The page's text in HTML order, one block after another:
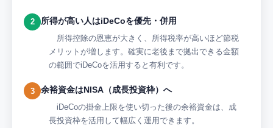
2
所得が高い人はiDeCoを優先・併用
所得控除の恩恵が大きく、所得税率が高いほど節税
メリットが増します。確実に老後まで拠出できる金額
の範囲でiDeCoを活用すると有利です。
3
余裕資金はNISA（成長投資枠）へ
iDeCoの掛金上限を使い切った後の余裕資金は、成
長投資枠を活用して幅広く運用できます。